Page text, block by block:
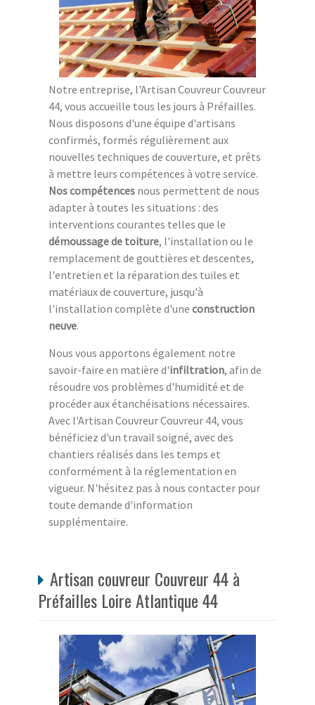
Notre entreprise, l'Artisan Couvreur Couvreur
44, vous accueille tous les jours à Préfailles.
Nous disposons d'une équipe d'artisans
confirmés, formés régulièrement aux
nouvelles techniques de couverture, et prêts
à mettre leurs compétences à votre service.
Nos compétences nous permettent de nous
adapter à toutes les situations : des
interventions courantes telles que le
démoussage de toiture, l'installation ou le
remplacement de gouttières et descentes,
l'entretien et la réparation des tuiles et
matériaux de couverture, jusqu'à
l'installation complète d'une construction
neuve.
Nous vous apportons également notre
savoir-faire en matière d'infiltration, afin de
résoudre vos problèmes d'humidité et de
procéder aux étanchéisations nécessaires.
Avec l'Artisan Couvreur Couvreur 44, vous
bénéficiez d'un travail soigné, avec des
chantiers réalisés dans les temps et
conformément à la réglementation en
vigueur. N'hésitez pas à nous contacter pour
toute demande d'information
supplémentaire.
Artisan couvreur Couvreur 44 à
Préfailles Loire Atlantique 44